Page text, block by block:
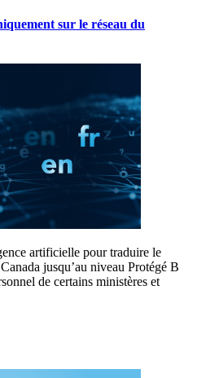
sur le réseau du
artificielle pour traduire le
jusqu’au niveau Protégé B
de certains ministères et